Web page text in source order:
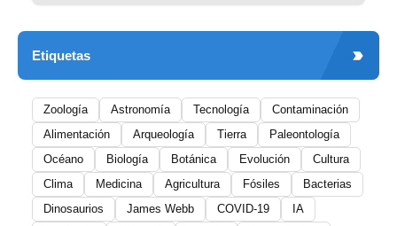
Etiquetas
Zoología Astronomía Tecnología
Contaminación
Alimentación
Arqueología Tierra
Paleontología
Océano
Biología Botánica Evolución
Cultura
Clima
Medicina Agricultura Fósiles
Bacterias
Dinosaurios
James Webb COVID-19
IA